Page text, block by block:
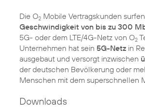
Die O2 Mobile Vertragskunden
Geschwindigkeit von bis zu 300
5G- oder dem LTE/4G-Netz von O2
Unternehmen hat sein 5G-Netz in
ausgebaut und versorgt inzwischen
der deutschen Bevölkerung oder
Menschen mit dem superschnellen
Downloads